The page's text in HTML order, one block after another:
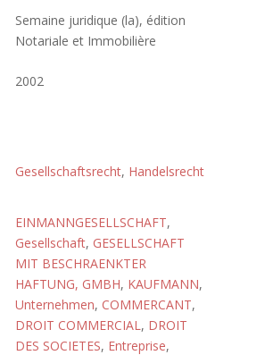
Semaine juridique (la), édition
Notariale et Immobilière
2002
Gesellschaftsrecht, Handelsrecht
EINMANNGESELLSCHAFT,
Gesellschaft, GESELLSCHAFT
MIT BESCHRAENKTER
HAFTUNG, GMBH, KAUFMANN,
Unternehmen, COMMERCANT,
DROIT COMMERCIAL, DROIT
DES SOCIETES, Entreprise,